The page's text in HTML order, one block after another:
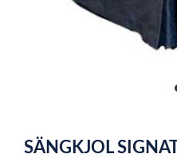
of
SÄNGKJOL